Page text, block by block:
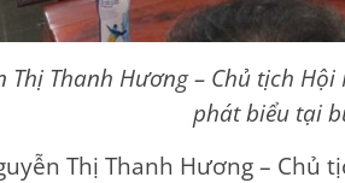
Thị Thanh Hương – Chủ tịch
phát biểu tại
Thị Thanh Hương – Chủ